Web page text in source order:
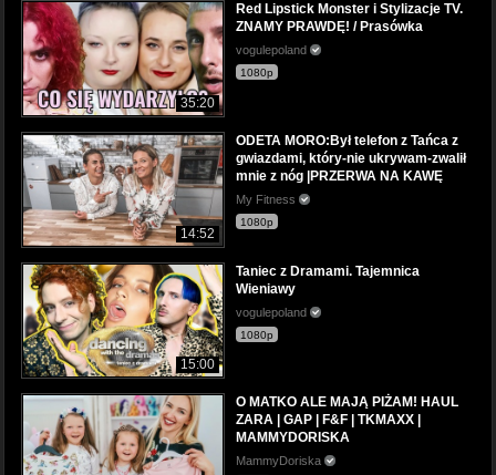
35:20
Red Lipstick Monster i Stylizacje TV.
ZNAMY PRAWDĘ! / Prasówka
vogulepoland
1080p
14:52
ODETA MORO:Był telefon z Tańca z
gwiazdami, który-nie ukrywam-zwalił
mnie z nóg |PRZERWA NA KAWĘ
My Fitness
1080p
15:00
Taniec z Dramami. Tajemnica
Wieniawy
vogulepoland
1080p
O MATKO ALE MAJĄ PIŻAM! HAUL
ZARA | GAP | F&F | TKMAXX |
MAMMYDORISKA
MammyDoriska